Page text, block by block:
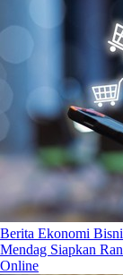
Berita Ekonomi
Mendag Siapkan
Online